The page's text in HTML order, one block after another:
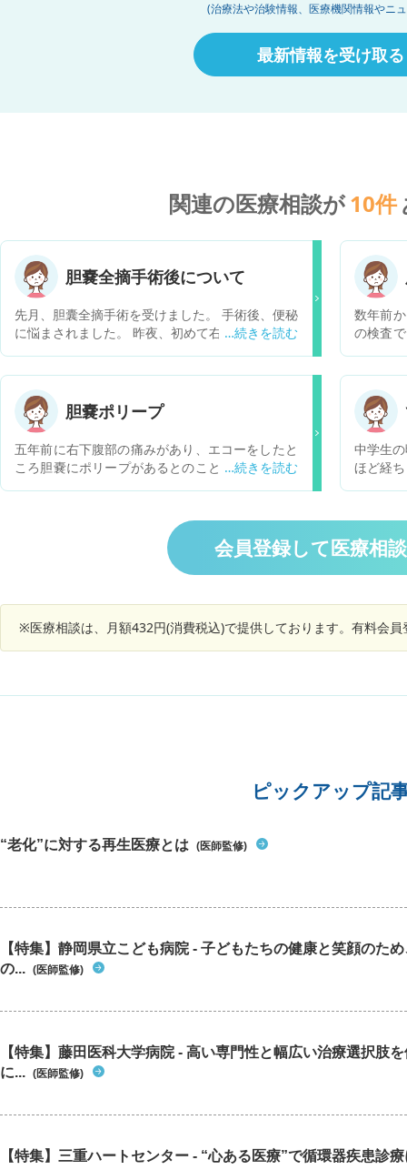
(治療法や治験情報、医療機関情報やニ
最新情報を受け取る
関連の医療相談が10件
胆嚢全摘手術後について
先月、胆囊全摘手術を受けました。 手術後、便秘
に悩まされました。 昨夜、初めて右側腹部が痛く
はあっても、痛くなったことがない場所でした。
この症状は手術のせいでしょうか？ 病院受診した
方が良いですか？
数年前
の検査
あるな
できな
題はあ
力が落
注意事
その際
でのよ
胆嚢ポリープ
五年前に右下腹部の痛みがあり、エコーをしたと
ころ胆嚢にポリープがあるとのことでした。コレ
とにエコーをやってますが、昨年10㎜になってお
りました。コレステロールポリープだから取らな
くってもいいと言われました。最近右下腹部痛が
ひどくなるばかりです。ポリープとは関係ないと
中学生
ほど経
仕事は
しかし
も働き
ひとり
ぶりの
やスト
をどう
やはり
会員登録して医療相
※医療相談は、月額432円(消費税込)で提供しております。有料会
ピックアップ記
“老化”に対する再生医療とは (医師監修)
【特集】静岡県立こども病院 - 子どもたちの健康と笑顔のた
の... (医師監修)
【特集】藤田医科大学病院 - 高い専門性と幅広い治療選択肢
に... (医師監修)
【特集】三重ハートセンター - “心ある医療”で循環器疾患診